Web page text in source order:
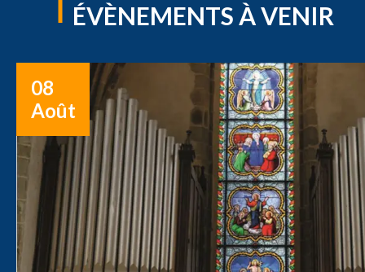
ÉVÈNEMENTS À VENIR
08
Août